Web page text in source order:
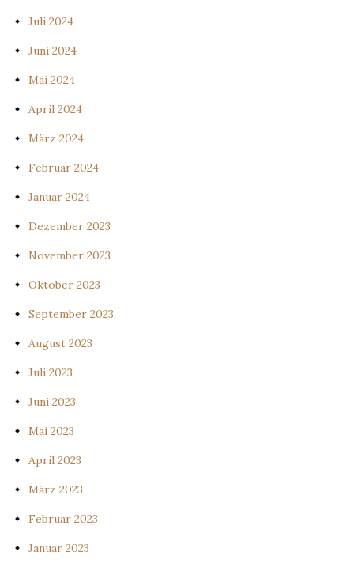
Juli 2024
Juni 2024
Mai 2024
April 2024
März 2024
Februar 2024
Januar 2024
Dezember 2023
November 2023
Oktober 2023
September 2023
August 2023
Juli 2023
Juni 2023
Mai 2023
April 2023
März 2023
Februar 2023
Januar 2023